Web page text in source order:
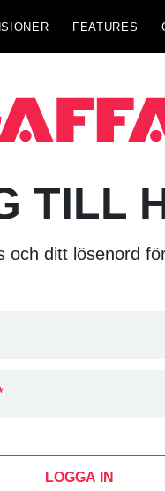
FEATURES
TILL
och ditt lösenord
LOGGA IN